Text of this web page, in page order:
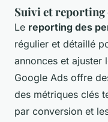
Suivi et reporting
Le reporting des
régulier et détaillé
annonces et ajuster
Google Ads offre
des métriques clés
par conversion et